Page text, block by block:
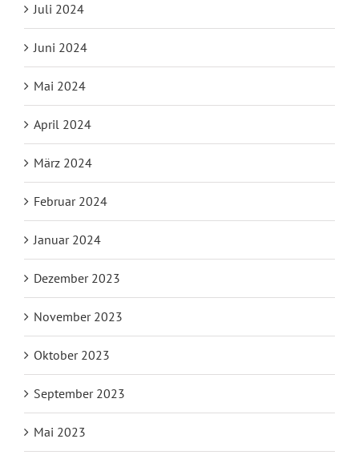
Juli 2024
Juni 2024
Mai 2024
April 2024
März 2024
Februar 2024
Januar 2024
Dezember 2023
November 2023
Oktober 2023
September 2023
Mai 2023